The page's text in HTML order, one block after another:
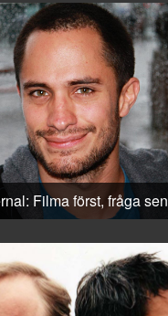
Filma först, fråga sen